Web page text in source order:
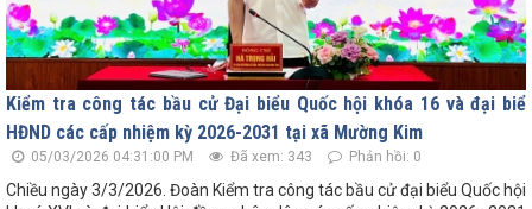
Kiểm tra công tác bầu cử Đại biểu Quốc hội khóa 16 và đại biể
HĐND các cấp nhiệm kỳ 2026-2031 tại xã Mường Kim
05/03/2026 04:31:00 PM Đã xem: 343 Phản hồi: 0
Chiều ngày 3/3/2026. Đoàn Kiểm tra công tác bầu cử đại biểu Quốc hội